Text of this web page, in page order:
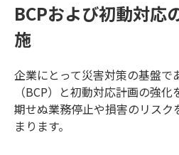
BCPおよび初動対応
施
企業にとって災害対策の基盤で
（BCP）と初動対応計画の強
期せぬ業務停止や損害のリスク
まります。